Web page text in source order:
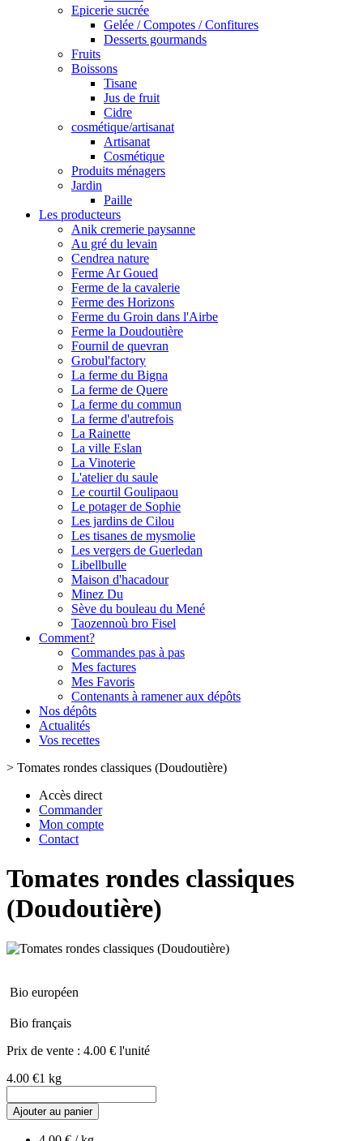
Epicerie sucrée
Gelée / Compotes / Confitures
Desserts gourmands
Fruits
Boissons
Tisane
Jus de fruit
Cidre
cosmétique/artisanat
Artisanat
Cosmétique
Produits ménagers
Jardin
Paille
Les producteurs
Anik cremerie paysanne
Au gré du levain
Cendrea nature
Ferme Ar Goued
Ferme de la cavalerie
Ferme des Horizons
Ferme du Groin dans l'Airbe
Ferme la Doudoutière
Fournil de quevran
Grobul'factory
La ferme du Bigna
La ferme de Quere
La ferme du commun
La ferme d'autrefois
La Rainette
La ville Eslan
La Vinoterie
L'atelier du saule
Le courtil Goulipaou
Le potager de Sophie
Les jardins de Cilou
Les tisanes de mysmolie
Les vergers de Guerledan
Libellbulle
Maison d'hacadour
Minez Du
Sève du bouleau du Mené
Taozennoù bro Fisel
Comment?
Commandes pas à pas
Mes factures
Mes Favoris
Contenants à ramener aux dépôts
Nos dépôts
Actualités
Vos recettes
> Tomates rondes classiques (Doudoutière)
Accès direct
Commander
Mon compte
Contact
Tomates rondes classiques
(Doudoutière)
Bio européen
Bio français
Prix de vente : 4.00 € l'unité
4.00 €1 kg
Ajouter au panier